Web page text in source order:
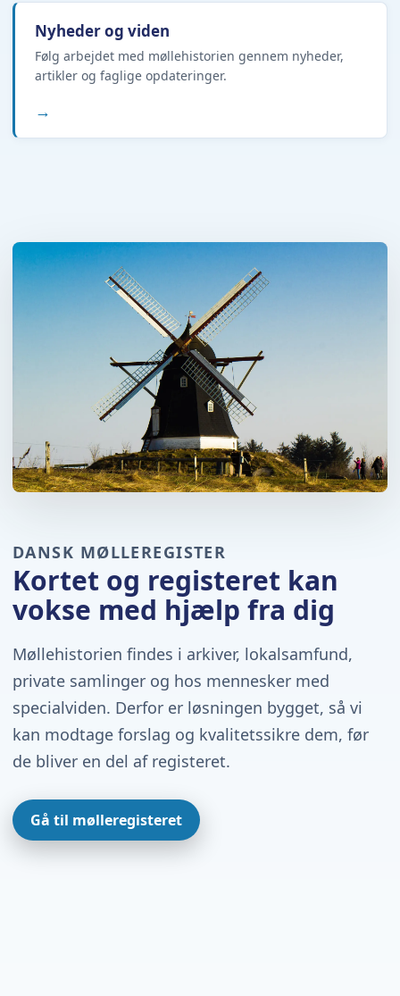
Nyheder og viden
Følg arbejdet med møllehistorien gennem nyheder,
artikler og faglige opdateringer.
→
DANSK MØLLEREGISTER
Kortet og registeret kan
vokse med hjælp fra dig
Møllehistorien findes i arkiver, lokalsamfund,
private samlinger og hos mennesker med
specialviden. Derfor er løsningen bygget, så vi
kan modtage forslag og kvalitetssikre dem, før
de bliver en del af registeret.
Gå til mølleregisteret